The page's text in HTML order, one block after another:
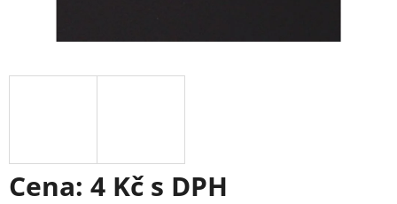
Cena: 4 Kč s DPH